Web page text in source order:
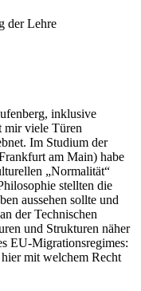
inklusive
mir viele Türen
Im Studium der
am Main) habe
„Normalität“
stellten die
aussehen sollte und
der Technischen
und Strukturen näher
EU-Migrationsregimes:
mit welchem Recht